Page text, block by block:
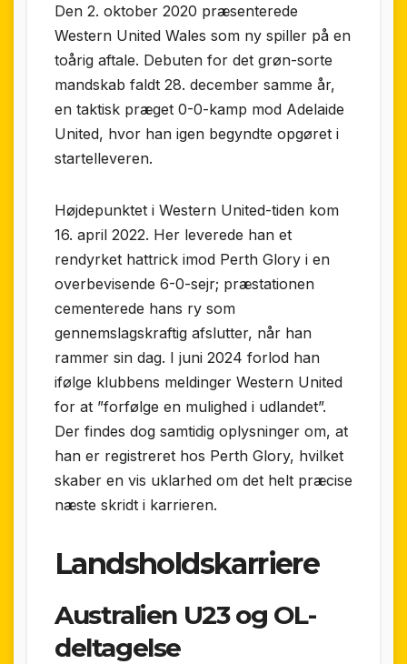
Den 2. oktober 2020 præsenterede
Western United Wales som ny spiller på en
toårig aftale. Debuten for det grøn-sorte
mandskab faldt 28. december samme år,
en taktisk præget 0-0-kamp mod Adelaide
United, hvor han igen begyndte opgøret i
startelleveren.
Højdepunktet i Western United-tiden kom
16. april 2022. Her leverede han et
rendyrket hattrick imod Perth Glory i en
overbevisende 6-0-sejr; præstationen
cementerede hans ry som
gennemslagskraftig afslutter, når han
rammer sin dag. I juni 2024 forlod han
ifølge klubbens meldinger Western United
for at ”forfølge en mulighed i udlandet”.
Der findes dog samtidig oplysninger om, at
han er registreret hos Perth Glory, hvilket
skaber en vis uklarhed om det helt præcise
næste skridt i karrieren.
Landsholdskarriere
Australien U23 og OL-
deltagelse